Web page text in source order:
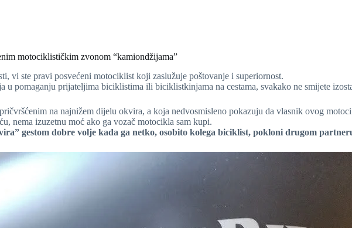
motociklističkim zvonom “kamiondžijama”
vi ste pravi posvećeni motociklist koji zaslužuje poštovanje i superiornost.
u pomaganju prijateljima biciklistima ili biciklistkinjama na cestama, svakako ne smijete
na najnižem dijelu okvira, a koja nedvosmisleno pokazuju da vlasnik ovog
nema izuzetnu moć ako ga vozač motocikla sam kupi.
gestom dobre volje kada ga netko, osobito kolega biciklist, pokloni drugom